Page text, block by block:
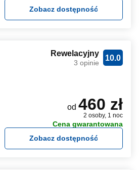
Zobacz dostępność
10.0
Rewelacyjny
3 opinie
od 460 zł
2 osoby, 1 noc
Cena gwarantowana
Zobacz dostępność